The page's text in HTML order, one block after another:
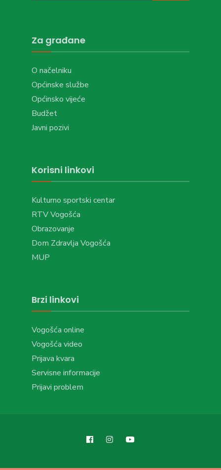
Za građane
O načelniku
Općinske službe
Općinsko vijeće
Budžet
Javni pozivi
Korisni linkovi
Kulturno sportski centar
RTV Vogošća
Obrazovanje
Dom Zdravlja Vogošća
MUP
Brzi linkovi
Vogošća online
Vogošća video
Prijava kvara
Servisne informacije
Prijavi problem